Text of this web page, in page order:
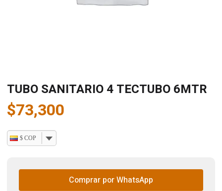
TUBO SANITARIO 4 TECTUBO 6MTR
$73,300
$ COP
Comprar por WhatsApp